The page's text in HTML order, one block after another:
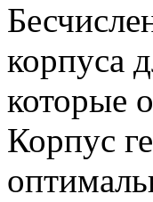
корпуса
которые
Корпус